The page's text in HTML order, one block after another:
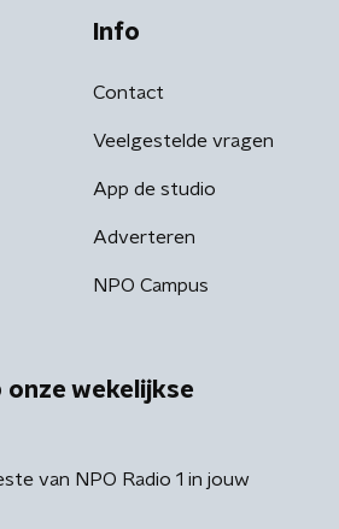
Info
Contact
Veelgestelde vragen
App de studio
Adverteren
NPO Campus
onze wekelijkse
van NPO Radio 1 in jouw